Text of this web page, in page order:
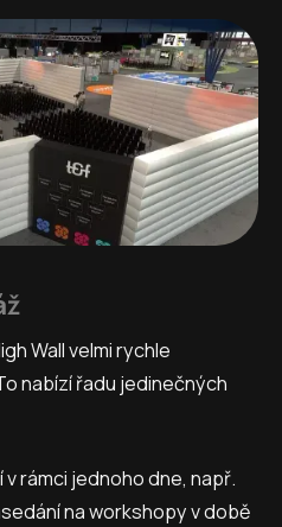
Wall velmi rychle
nabízí řadu jedinečných
rámci jednoho dne, např.
na workshopy v době